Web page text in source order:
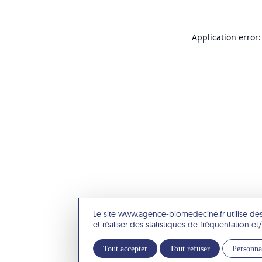
Le site www.agence-biomedecine.fr utilise
et réaliser des statistiques de fréquentation
Tout accepter Tout refuser
Application